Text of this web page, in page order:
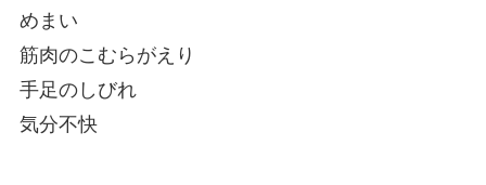
めまい
筋肉のこむらがえり
手足のしびれ
気分不快